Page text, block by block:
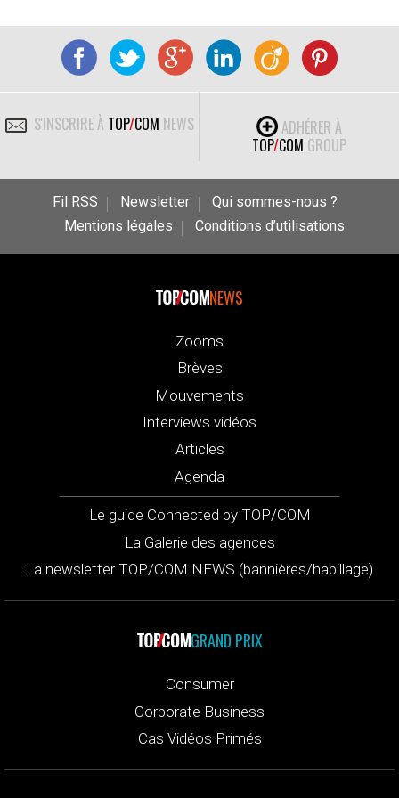
S'INSCRIRE À TOP/COM NEWS
ADHÉRER À
TOP/COM GROUP
Fil RSS Newsletter
Qui sommes-nous ?
Mentions légales
Conditions d’utilisations
NEWS
Zooms
Brèves
Mouvements
Interviews vidéos
Articles
Agenda
Le guide Connected by TOP/COM
La Galerie des agences
La newsletter TOP/COM NEWS (bannières/habillage)
GRAND PRIX
Consumer
Corporate Business
Cas Vidéos Primés